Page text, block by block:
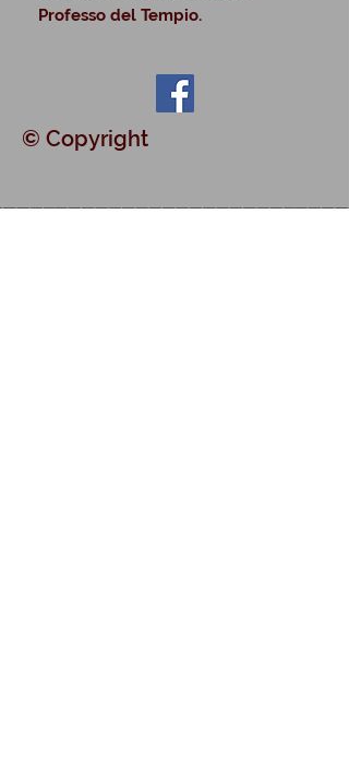
Professo del Tempio.
© Copyright